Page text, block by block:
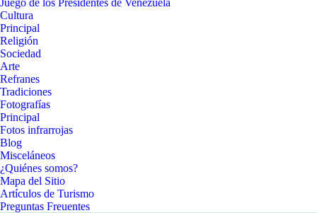
Juego de los Presidentes de Venezuela
Cultura
Principal
Religión
Sociedad
Arte
Refranes
Tradiciones
Fotografías
Principal
Fotos infrarrojas
Blog
Misceláneos
¿Quiénes somos?
Mapa del Sitio
Artículos de Turismo
Preguntas Freuentes